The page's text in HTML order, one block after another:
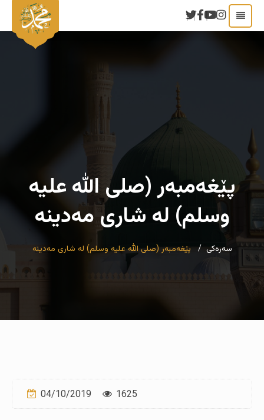
پێغەمبەر (صلی الله علیه
وسلم) لە شاری مەدینە
پێغەمبەر (صلی الله علیه وسلم) لە شاری مەدینە سەرەکی
04/10/2019 1625